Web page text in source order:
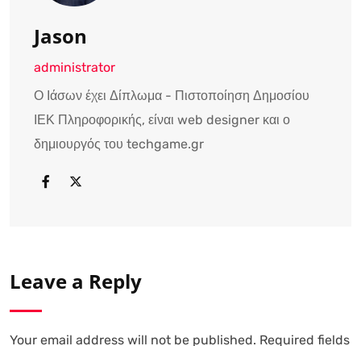
Jason
administrator
Ο Ιάσων έχει Δίπλωμα - Πιστοποίηση Δημοσίου
ΙΕΚ Πληροφορικής, είναι web designer και ο
δημιουργός του techgame.gr
Leave a Reply
Your email address will not be published. Required fields